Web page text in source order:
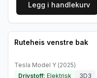
Legg i handlekurv
Brukt - som ny
Bedrift
Ruteheis venstre bak
Tesla Model Y (2025)
Drivstoff: Elektrisk
3D3